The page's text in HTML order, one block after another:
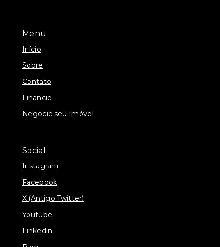
Menu
Início
Sobre
Contato
Financie
Negocie seu Imóvel
Social
Instagram
Facebook
X (Antigo Twitter)
Youtube
Linkedin